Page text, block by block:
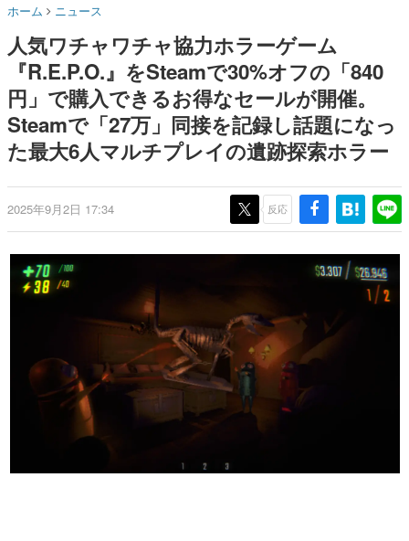
ゲームに多大な影響を受けた作家さんに取材し、ゲームが
日本のコンテンツ産業やカルチャーに与えた影響を探る企
画です。
日本モバイルゲーム産業史
日本のモバイルゲーム史における主要なトピック・タイト
ルを網羅するほか、開発者へのインタビューや識者による
解説を掲載。約20年の歴史が一望できる決定版！
若ゲのいたり〜ゲームクリエイターの青春〜
一先生によるゲーム業界レポートマンガです。
なんでゲームは面白い？
具体的な形から解き明かしていく、硬派で骨太な評論連載
ゲームが変えた日本語
「経験値」「裏技」「ラスボス」… ゲームにまつわる言葉
の起源や用法の変遷を、コンピューター文化史研究家・タ
イニーP氏が徹底調査。
カテゴリ
ホーム ニュース
人気ワチャワチャ協力ホラーゲーム
『R.E.P.O.』をSteamで30%オフの「840
円」で購入できるお得なセールが開催。
Steamで「27万」同接を記録し話題になっ
た最大6人マルチプレイの遺跡探索ホラー
2025年9月2日 17:34 反応